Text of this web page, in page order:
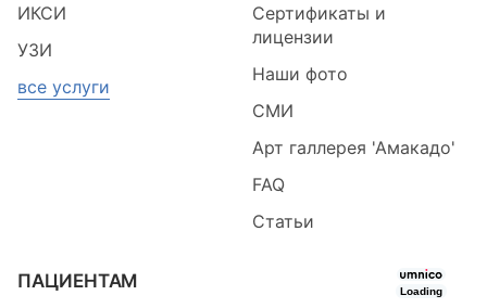
ИКСИ
УЗИ
все услуги
Сертификаты и
лицензии
Наши фото
СМИ
Арт галлерея 'Амакадо'
FAQ
Статьи
ПАЦИЕНТАМ Loading